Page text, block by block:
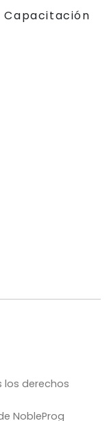
los derechos
NobleProg